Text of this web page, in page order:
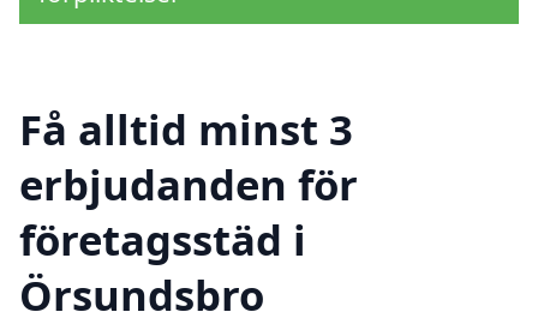
Få alltid minst 3
erbjudanden för
företagsstäd i
Örsundsbro